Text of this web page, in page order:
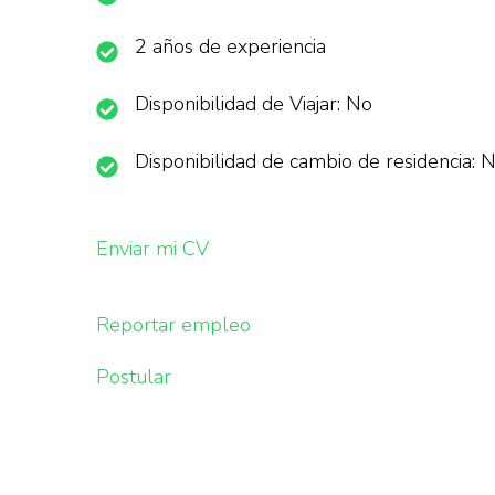
2 años de experiencia
Disponibilidad de Viajar: No
Disponibilidad de cambio de residencia:
Enviar mi CV
Reportar empleo
Postular